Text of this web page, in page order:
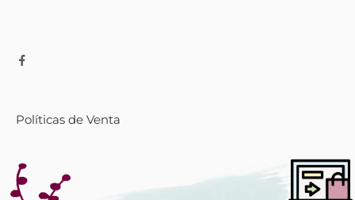
Políticas de Venta